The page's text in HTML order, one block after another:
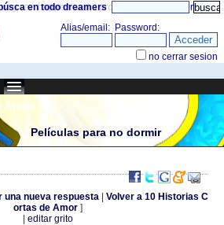
can happen and it probably will» directorio
en todo dreamers
Amor
Películas para no dormir
una nueva respuesta
Volver a 10 Historias C
ortas de Amor ]
editar grito